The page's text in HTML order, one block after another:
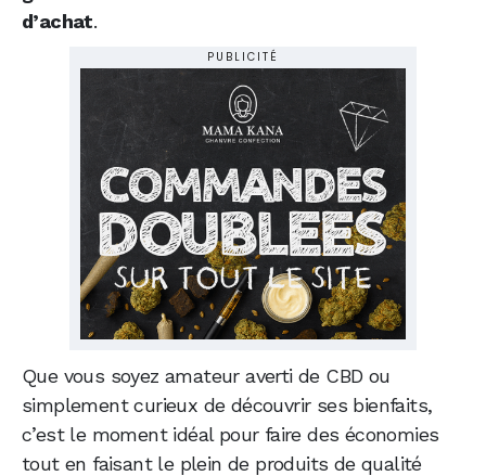
d’achat.
PUBLICITÉ
Que vous soyez amateur averti de CBD ou
simplement curieux de découvrir ses bienfaits,
c’est le moment idéal pour faire des économies
tout en faisant le plein de produits de qualité